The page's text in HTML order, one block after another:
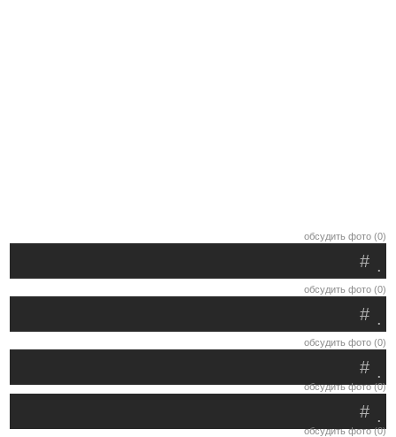
обсудить фото (0)
.
#
обсудить фото (0)
.
#
обсудить фото (0)
.
#
обсудить фото (0)
.
#
обсудить фото (0)